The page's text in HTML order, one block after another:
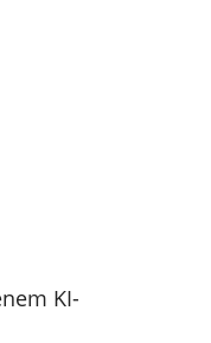
KI-